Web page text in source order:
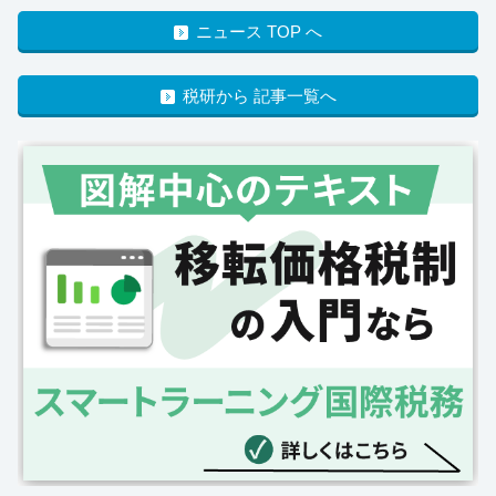
ニュース TOP へ
税研から 記事一覧へ